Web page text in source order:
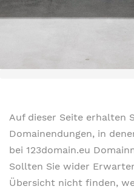
Auf dieser Seite erhalten
Domainendungen, in
bei 123domain.eu
Sollten Sie wider
Übersicht nicht finden,